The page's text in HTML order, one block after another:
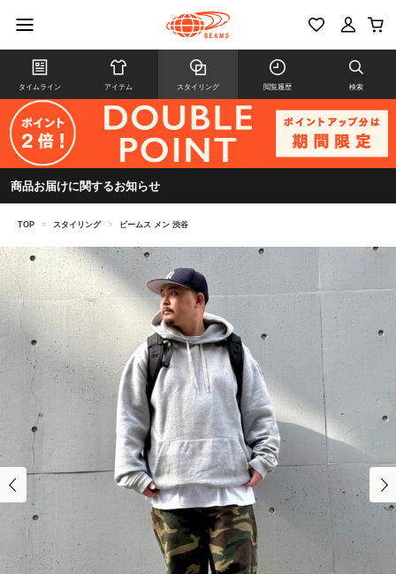
タイムライン アイテム スタイリング 閲覧履歴 検索
商品お届けに関するお知らせ
TOP > スタイリング > ビームス メン 渋谷